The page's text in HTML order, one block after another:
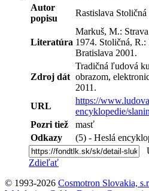
Autor
popisu
Rastislava Stoličná
Literatúra
Markuš, M.:
1974. Stoličná,
Bratislava 2001.
Zdroj dát
Tradičná ľudová
obrazom,
2011.
URL
https://
encyklopedie/
Pozri tiež
masť
Odkazy
(5) - Heslá
Zdieľať
© 1993-2026 Cosmotron Slovakia,